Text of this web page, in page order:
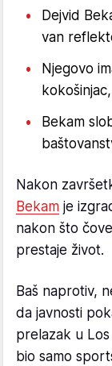
Dejvid
van
Njegovo
Bekam
Nakon
Bekam je
nakon što
prestaje život.
Baš naprotiv,
da javnosti
prelazak u
bio samo